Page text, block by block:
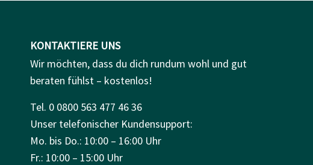
KONTAKTIERE UNS
Wir möchten, dass du dich rundum wohl und gut
beraten fühlst – kostenlos!
Tel. 0 0800 563 477 46 36
Unser telefonischer Kundensupport:
Mo. bis Do.: 10:00 – 16:00 Uhr
Fr.: 10:00 – 15:00 Uhr